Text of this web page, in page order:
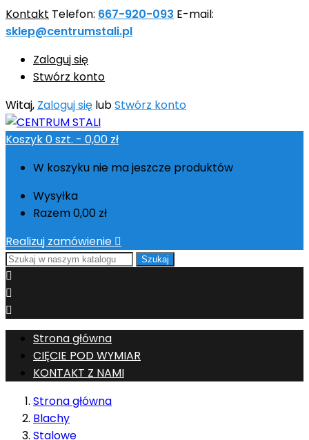
Kontakt Telefon: 667-920-093 E-mail:
sklep@centrumstali.pl
Zaloguj się
Stwórz konto
Witaj, Zaloguj się lubStwórz konto
Koszyk0szt. - 0,00 zł
W koszyku nie ma jeszcze produktów
Wysyłka
Razem0,00 zł
Realizuj zamówienie 
Szukaj



Strona główna
CIĘCIE POD WYMIAR
KONTAKT Z NAMI
Strona główna
Blachy
Stalowe